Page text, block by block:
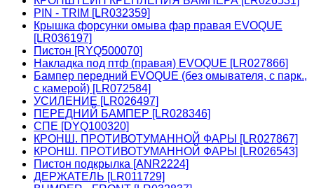
PIN - TRIM [LR032359]
Крышка форсунки омыва фар правая EVOQUE
[LR036197]
Пистон [RYQ500070]
Накладка под птф (правая) EVOQUE [LR027866]
Бампер передний EVOQUE (без омывателя, с парк.,
с камерой) [LR072584]
УСИЛЕНИЕ [LR026497]
ПЕРЕДНИЙ БАМПЕР [LR028346]
СПЕ [DYQ100320]
КРОНШ. ПРОТИВОТУМАННОЙ ФАРЫ [LR027867]
КРОНШ. ПРОТИВОТУМАННОЙ ФАРЫ [LR026543]
Пистон подкрылка [ANR2224]
ДЕРЖАТЕЛЬ [LR011729]